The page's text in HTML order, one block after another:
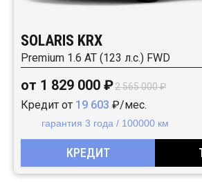
SOLARIS KRX
Premium 1.6 AT (123 л.с.) FWD
от 1 829 000 ₽2 565 000 ₽
Кредит от 19 603 ₽/мес.
гарантия 3 года / 100000 км
КРЕДИТ